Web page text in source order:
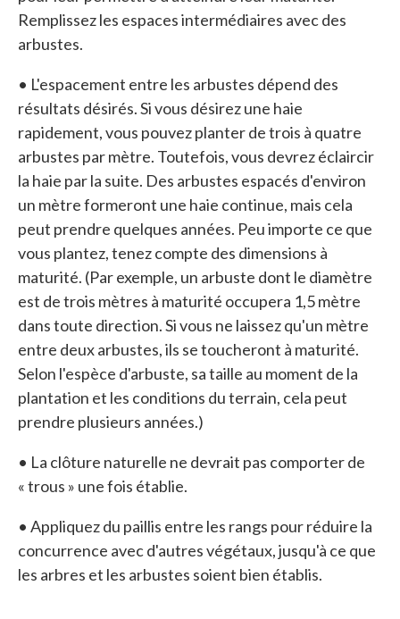
Remplissez les espaces intermédiaires avec des
arbustes.
• L'espacement entre les arbustes dépend des
résultats désirés. Si vous désirez une haie
rapidement, vous pouvez planter de trois à quatre
arbustes par mètre. Toutefois, vous devrez éclaircir
la haie par la suite. Des arbustes espacés d'environ
un mètre formeront une haie continue, mais cela
peut prendre quelques années. Peu importe ce que
vous plantez, tenez compte des dimensions à
maturité. (Par exemple, un arbuste dont le diamètre
est de trois mètres à maturité occupera 1,5 mètre
dans toute direction. Si vous ne laissez qu'un mètre
entre deux arbustes, ils se toucheront à maturité.
Selon l'espèce d'arbuste, sa taille au moment de la
plantation et les conditions du terrain, cela peut
prendre plusieurs années.)
• La clôture naturelle ne devrait pas comporter de
« trous » une fois établie.
• Appliquez du paillis entre les rangs pour réduire la
concurrence avec d'autres végétaux, jusqu'à ce que
les arbres et les arbustes soient bien établis.